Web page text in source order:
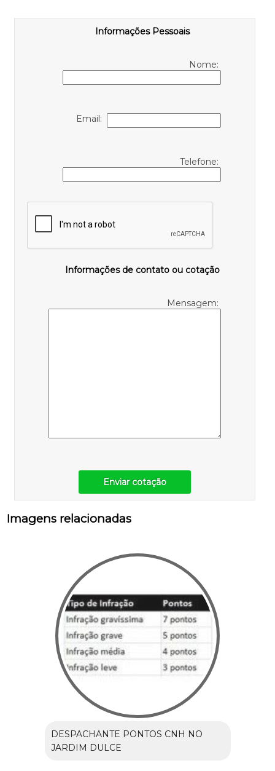
Informações Pessoais
Nome:
Email:
Telefone:
Informações de contato ou cotação
Mensagem:
Enviar cotação
Imagens relacionadas
DESPACHANTE PONTOS CNH NO
JARDIM DULCE